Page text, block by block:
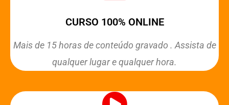
CURSO 100% ONLINE
Mais de 15 horas de conteúdo gravado . Assista de
qualquer lugar e qualquer hora.